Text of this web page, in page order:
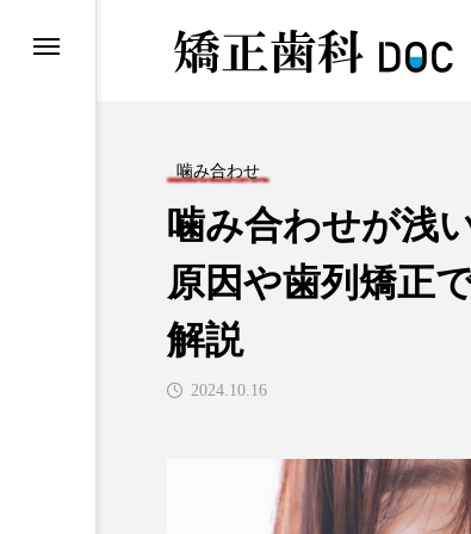
ワイヤー矯正
噛み合わせ
噛み合わせが浅
原因や歯列矯正
解説
2024.10.16